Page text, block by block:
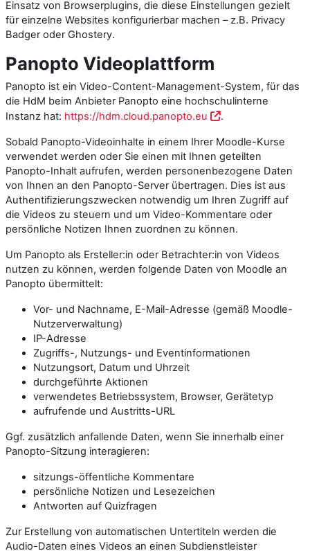
Einsatz von Browser­plugins, die diese Ein­stellungen gezielt
für einzelne Web­sites konfigurierbar machen – z.B. Privacy
Badger oder Ghostery.
Panopto Videoplattform
Panopto ist ein Video-Content-Management-System, für das
die HdM beim Anbieter Panopto eine hochschulinterne
Instanz hat: https://hdm.cloud.panopto.eu .
Sobald Panopto-Videoinhalte in einem Ihrer Moodle-Kurse
verwendet werden oder Sie einen mit Ihnen geteilten
Panopto-Inhalt aufrufen, werden personenbezogene Daten
von Ihnen an den Panopto-Server übertragen. Dies ist aus
Authentifizierungszwecken notwendig um Ihren Zugriff auf
die Videos zu steuern und um Video-Kommentare oder
persönliche Notizen Ihnen zuordnen zu können.
Um Panopto als Ersteller:in oder Betrachter:in von Videos
nutzen zu können, werden folgende Daten von Moodle an
Panopto übermittelt:
Vor- und Nachname, E-Mail-Adresse (gemäß Moodle-
Nutzerverwaltung)
IP-Adresse
Zugriffs-, Nutzungs- und Eventinformationen
Nutzungsort, Datum und Uhrzeit
durchgeführte Aktionen
verwendetes Betriebssystem, Browser, Gerätetyp
aufrufende und Austritts-URL
Ggf. zusätzlich anfallende Daten, wenn Sie innerhalb einer
Panopto-Sitzung interagieren:
sitzungs-öffentliche Kommentare
persönliche Notizen und Lesezeichen
Antworten auf Quizfragen
Zur Erstellung von automatischen Untertiteln werden die
Audio-Daten eines Videos an einen Subdienstleister